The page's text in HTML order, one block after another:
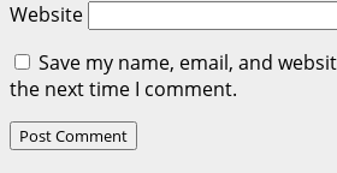
Website
Save my name, email, and
the next time I comment.